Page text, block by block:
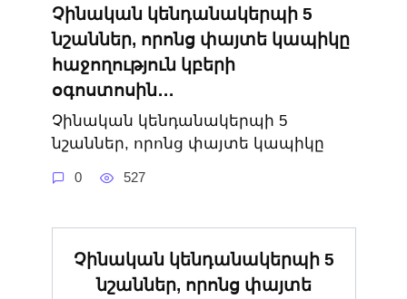
Չինական կենդանակերպի 5
նշաններ, որոնց փայտե կապիկը
հաջողություն կբերի
օգոստոսին․․․
Չինական կենդանակերպի 5
նշաններ, որոնց փայտե կապիկը
0 527
Չինական կենդանակերպի 5
նշաններ, որոնց փայտե